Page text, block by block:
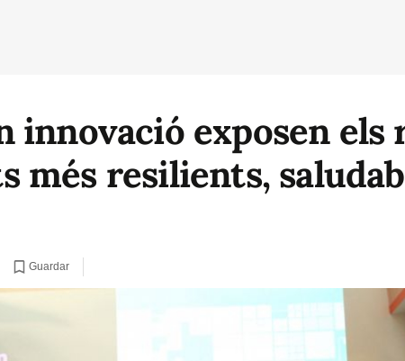
innovació exposen els
més resilients,
Guardar